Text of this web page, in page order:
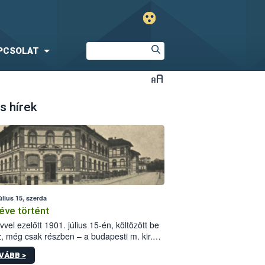
hírek
15, szerda
történt
ezelőtt 1901. július 15-én, költözött be
még csak részben – a budapesti m. kir.
állomás a Kis Rókus utca
alatti, Czigler Győző által tervezett új
>